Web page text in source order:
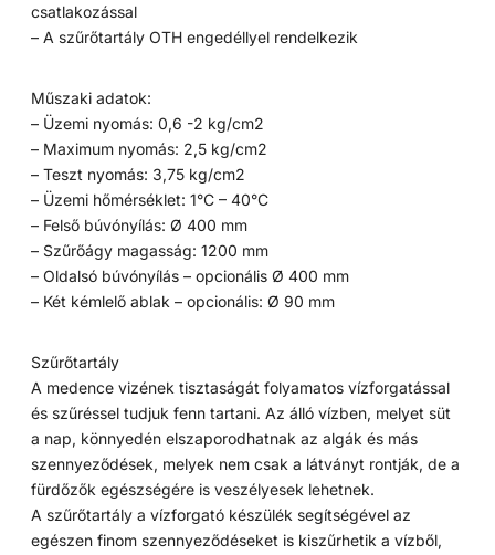
csatlakozással
– A szűrőtartály OTH engedéllyel rendelkezik
Műszaki adatok:
– Üzemi nyomás: 0,6 -2 kg/cm2
– Maximum nyomás: 2,5 kg/cm2
– Teszt nyomás: 3,75 kg/cm2
– Üzemi hőmérséklet: 1°C – 40°C
– Felső búvónyílás: Ø 400 mm
– Szűrőágy magasság: 1200 mm
– Oldalsó búvónyílás – opcionális Ø 400 mm
– Két kémlelő ablak – opcionális: Ø 90 mm
Szűrőtartály
A medence vizének tisztaságát folyamatos vízforgatással
és szűréssel tudjuk fenn tartani. Az álló vízben, melyet süt
a nap, könnyedén elszaporodhatnak az algák és más
szennyeződések, melyek nem csak a látványt rontják, de a
fürdőzők egészségére is veszélyesek lehetnek.
A szűrőtartály a vízforgató készülék segítségével az
egészen finom szennyeződéseket is kiszűrhetik a vízből,